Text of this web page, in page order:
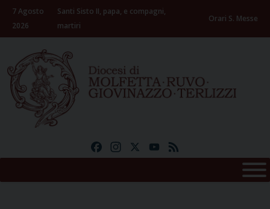
Skip
content
7 Agosto
2026
Santi Sisto II, papa, e compagni,
martiri
Orari S. Messe
FacebookInstagramYouTube